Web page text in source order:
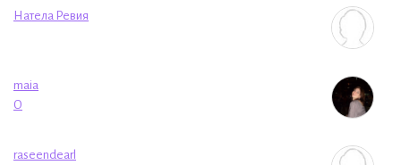
Натела Ревия
maia
O
raseendearl